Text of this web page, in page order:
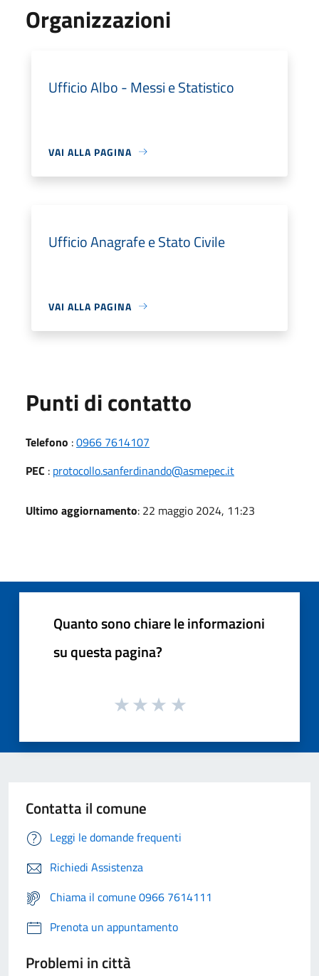
Organizzazioni
Ufficio Albo - Messi e Statistico
VAI ALLA PAGINA
Ufficio Anagrafe e Stato Civile
VAI ALLA PAGINA
Punti di contatto
Telefono :0966 7614107
PEC : protocollo.sanferdinando@asmepec.it
Ultimo aggiornamento: 22 maggio 2024, 11:23
Quanto sono chiare le informazioni
su questa pagina?
Contatta il comune
Leggi le domande frequenti
Richiedi Assistenza
Chiama il comune 0966 7614111
Prenota un appuntamento
Problemi in città